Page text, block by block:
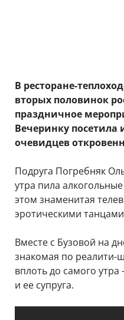
В ресторане-
вторых половинок
праздничное
Вечеринку
очевидцев
Подруга Погребняк
утра пила
этом знаменитая
эротическими
Вместе с Бузовой на
знакомая по
вплоть до самого
и ее супруга.